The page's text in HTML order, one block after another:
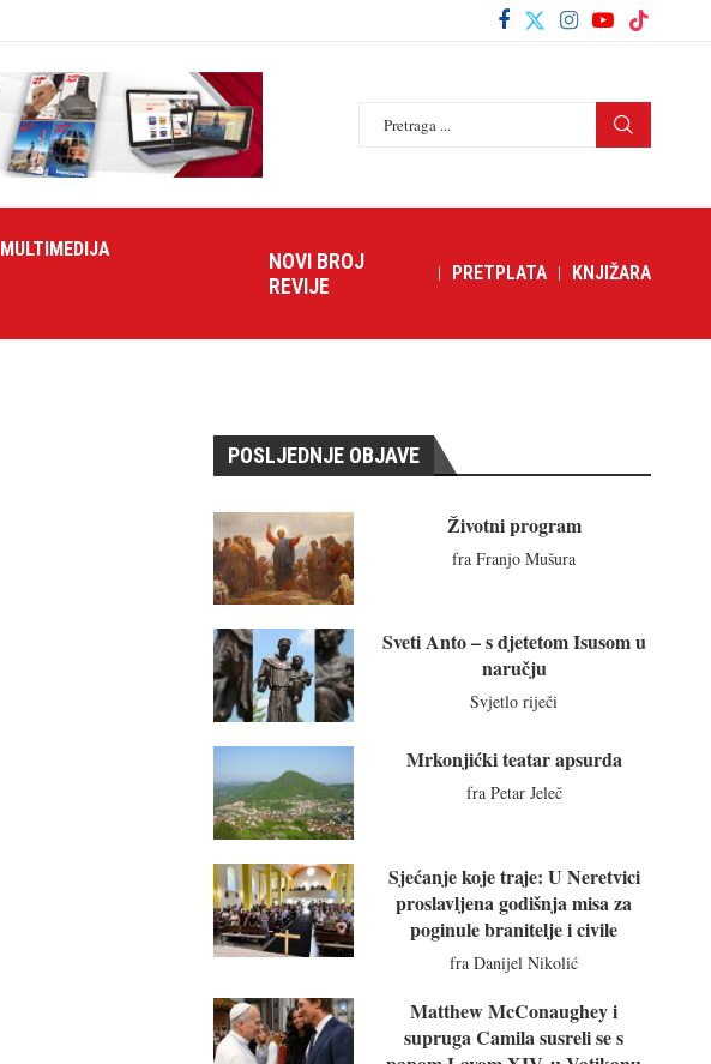
MULTIMEDIJA
NOVI BROJ
REVIJE
PRETPLATA KNJIŽARA
POSLJEDNJE OBJAVE
Životni program
fra Franjo Mušura
Sveti Anto – s djetetom Isusom u
naručju
Svjetlo riječi
Mrkonjićki teatar apsurda
fra Petar Jeleč
Sjećanje koje traje: U Neretvici
proslavljena godišnja misa za
poginule branitelje i civile
fra Danijel Nikolić
Matthew McConaughey i
supruga Camila susreli se s